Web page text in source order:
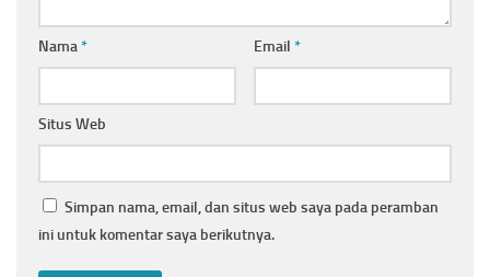
Nama* Email *
Situs Web
Simpan nama, email, dan situs web saya pada peramban
ini untuk komentar saya berikutnya.